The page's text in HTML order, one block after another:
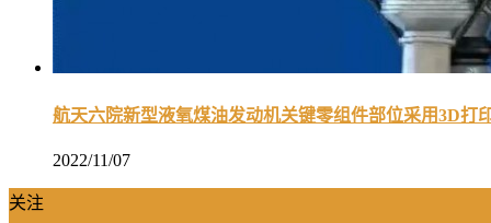
航天六院新型液氧煤油发动机关键零组件部位采用3D打
2022/11/07
关注